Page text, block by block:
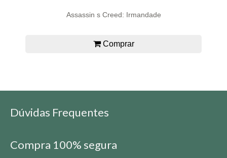
Assassin s Creed: Irmandade
Comprar
Dúvidas Frequentes
Compra 100% segura